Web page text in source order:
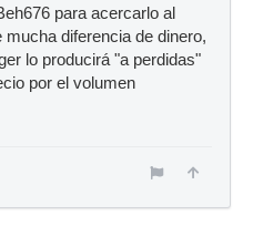
para acercarlo al
diferencia de dinero,
lo producirá "a perdidas"
por el volumen